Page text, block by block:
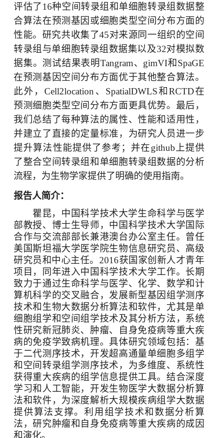
评估了16种空间转录组和单细胞转录组数据整
合算法在预测基因或细胞类型空间分布方面的
性能。研究共收集了45对来源同一组织的空间
转录组与单细胞转录组数据集以及32对模拟数
据集。测试结果表明Tangram、 gimVI和 SpaGE
在预测基因空间分布方面优于其他整合算法。
此外，Cell2location 、 SpatialDWLS和 RCTD在
预测细胞类型空间分布方面更具优势。最后，
我们总结了每种算法的属性、性能和适用性，
并建立了直接的定量标准，为研究人员进一步
提升算法性能提供了参考；并在github上提供
了整合空间转录组和单细胞转录组数据的分析
流程，为生物学家提供了明确的使用指南。
报告人简介：
瞿昆，中国科学技术大学生命科学与医学
部教授、博士生导师，中国科学技术大学国际
合作与交流部部长兼港澳台办公室主任。曾任
美国斯坦福大学医学院生物信息研究员、高级
研究员和中心主任。 2016获国家创新人才青年
项目，同年进入中国科学技术大学工作。长期
致力于通过生命科学与医学、化学、数学和计
算机科学的交叉融合，发展新型基因组学测序
技术和生物大数据分析算法和软件，尤其是单
细胞组学和空间组学技术及其分析方法，系统
性研究新冠肺炎、肿瘤、自身免疫病等重大疾
病的免疫学致病机理。具体研究领域包括：基
于二代测序技术，开发超高通量单细胞多组学
和空间转录组学测序技术，为多维度、系统性
获得重大疾病的组学信息提供工具。结合深度
学习和人工智能，开发生物医学大数据分析算
法和软件，为深度解析大规模疾病组学大数据
提供算法支撑。利用组学技术和数据分析算
法，研究肿瘤和自身免疫病等重大疾病的成因
和演化。